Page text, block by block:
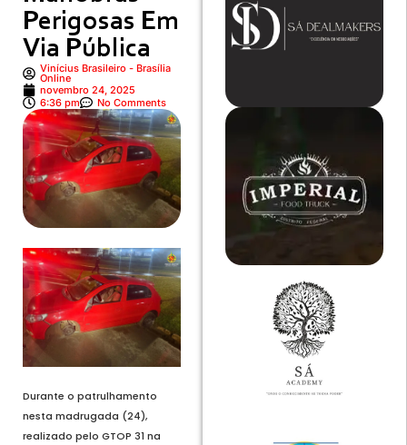
Perigosas Em
Via Pública
Vinícius Brasileiro - Brasília
Online
novembro 24, 2025
6:36 pm
No Comments
Durante o patrulhamento
nesta madrugada (24),
realizado pelo GTOP 31 na